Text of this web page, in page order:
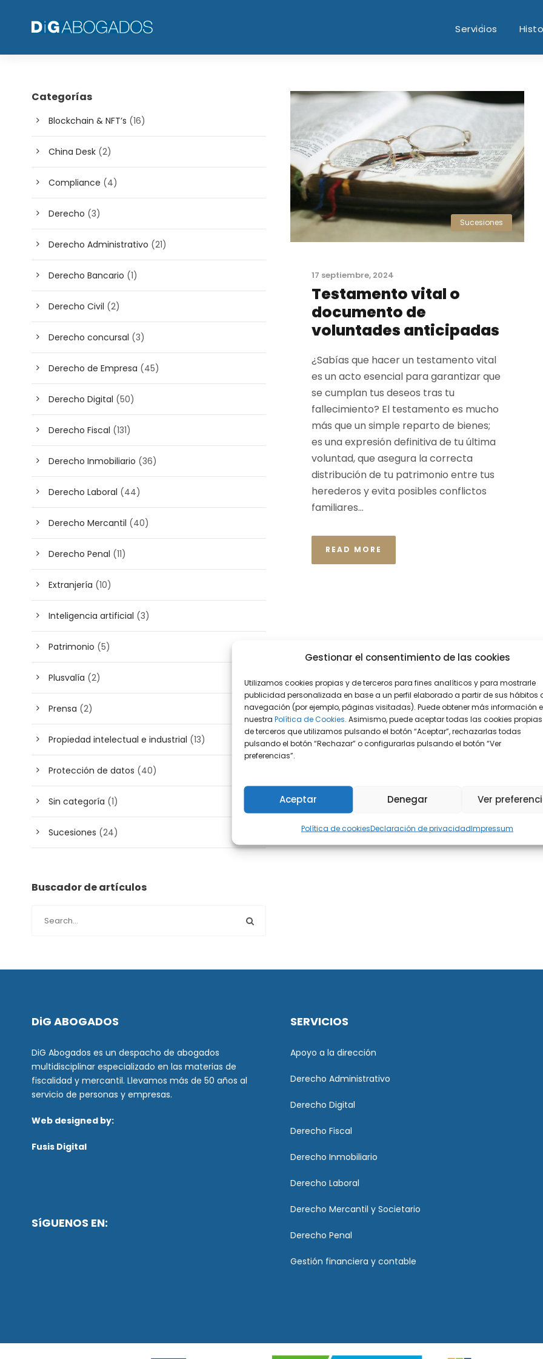
Gestionar el consentimiento de las cookies
Utilizamos cookies propias y de terceros para fines analíticos y para mostrarle
publicidad personalizada en base a un perfil elaborado a partir de sus hábitos
navegación (por ejemplo, páginas visitadas). Puede obtener más información
nuestra Política de Cookies. Asimismo, puede aceptar todas las cookies
de terceros que utilizamos pulsando el botón “Aceptar”, rechazarlas todas
pulsando el botón “Rechazar” o configurarlas pulsando el botón “Ver
preferencias”.
Aceptar Denegar Ver
Política de cookiesDeclaración de privacidadImpressum
Servicios
Sucesiones
17 septiembre, 2024
Testamento vital o
documento de
voluntades anticipadas
¿Sabías que hacer un testamento vital
es un acto esencial para garantizar que
se cumplan tus deseos tras tu
fallecimiento? El testamento es mucho
más que un simple reparto de bienes;
es una expresión definitiva de tu última
voluntad, que asegura la correcta
distribución de tu patrimonio entre tus
herederos y evita posibles conflictos
familiares...
READ MORE
Categorías
Blockchain & NFT’s (16)
China Desk (2)
Compliance (4)
Derecho (3)
Derecho Administrativo (21)
Derecho Bancario (1)
Derecho Civil (2)
Derecho concursal (3)
Derecho de Empresa (45)
Derecho Digital (50)
Derecho Fiscal (131)
Derecho Inmobiliario (36)
Derecho Laboral (44)
Derecho Mercantil (40)
Derecho Penal (11)
Extranjería (10)
Inteligencia artificial (3)
Patrimonio (5)
Plusvalía (2)
Prensa (2)
Propiedad intelectual e industrial (13)
Protección de datos (40)
Sin categoría (1)
Sucesiones (24)
Buscador de artículos
DiG ABOGADOS
DiG Abogados es un despacho de abogados
multidisciplinar especializado en las materias de
fiscalidad y mercantil. Llevamos más de 50 años al
servicio de personas y empresas.
Web designed by:
Fusis Digital
SíGUENOS EN:
SERVICIOS
Apoyo a la dirección
Derecho Administrativo
Derecho Digital
Derecho Fiscal
Derecho Inmobiliario
Derecho Laboral
Derecho Mercantil y Societario
Derecho Penal
Gestión financiera y contable